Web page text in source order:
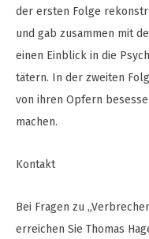
der ersten Folge
und gab zusammen mit
einen Einblick in die
tätern. In der zweiten
von ihren Opfern
machen.
Kontakt
Bei Fragen zu
erreichen Sie Thomas